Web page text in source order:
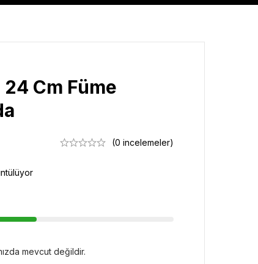
Cm Füme
(0 incelemeler)
mevcut değildir.